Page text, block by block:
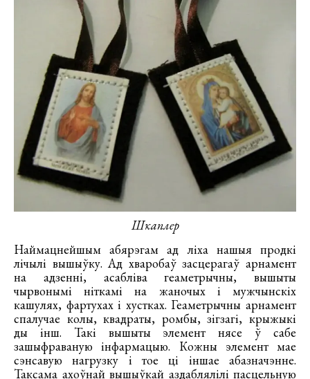
Шкаплер
Наймацнейшым абярэгам ад ліха нашыя продкі
лічылі вышыўку. Ад хваробаў засцерагаў арнамент
на адзенні, асабліва геаметрычны, вышыты
чырвонымі ніткамі на жаночых і мужчынскіх
кашулях, фартухах і хустках. Геаметрычны арнамент
спалучае колы, квадраты, ромбы, зігзагі, крыжыкі
ды інш. Такі вышыты элемент нясе ў сабе
зашыфраваную інфармацыю. Кожны элемент мае
сэнсавую нагрузку і тое ці іншае абазначэнне.
Таксама ахоўнай вышыўкай аздаблялілі пасцельную